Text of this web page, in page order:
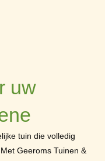
uw
tuin die volledig
Geeroms Tuinen &